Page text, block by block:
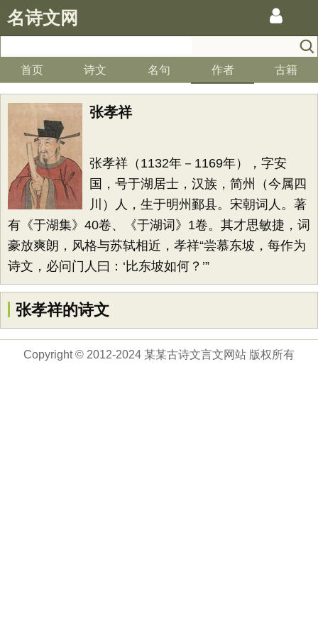
名诗文网
首页 诗文 名句 作者 古籍
张孝祥
张孝祥（1132年－1169年），字安
国，号于湖居士，汉族，简州（今属四
川）人，生于明州鄞县。宋朝词人。著
有《于湖集》40卷、《于湖词》1卷。其才思敏捷，词
豪放爽朗，风格与苏轼相近，孝祥“尝慕东坡，每作为
诗文，必问门人曰：‘比东坡如何？’”
张孝祥的诗文
Copyright © 2012-2024 某某古诗文言文网站 版权所有